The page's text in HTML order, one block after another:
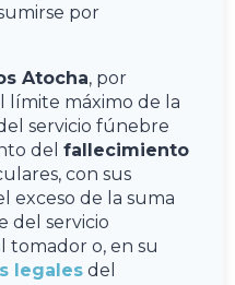
por
Atocha, por
límite máximo de la
servicio fúnebre
del fallecimiento
con sus
exceso de la suma
del servicio
tomador o, en su
legales del